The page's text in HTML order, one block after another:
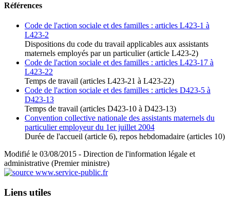
Références
Code de l'action sociale et des familles : articles L423-1 à
L423-2
Dispositions du code du travail applicables aux assistants
maternels employés par un particulier (article L423-2)
Code de l'action sociale et des familles : articles L423-17 à
L423-22
Temps de travail (articles L423-21 à L423-22)
Code de l'action sociale et des familles : articles D423-5 à
D423-13
Temps de travail (articles D423-10 à D423-13)
Convention collective nationale des assistants maternels du
particulier employeur du 1er juillet 2004
Durée de l'accueil (article 6), repos hebdomadaire (articles 10)
Modifié le 03/08/2015 - Direction de l'information légale et
administrative (Premier ministre)
Liens utiles